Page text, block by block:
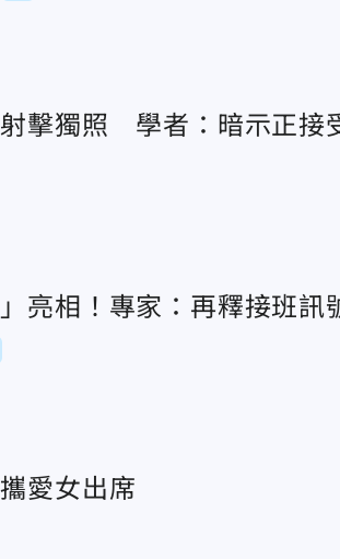
擊獨照 學者：暗示正接
亮相！專家：再釋接班訊
愛女出席